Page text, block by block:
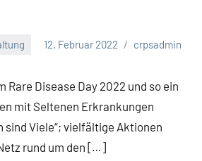
12. Februar 2022 crpsadmin
Rare Disease Day 2022 und so ein
mit Seltenen Erkrankungen
sind Viele“; vielfältige Aktionen
rund um den […]